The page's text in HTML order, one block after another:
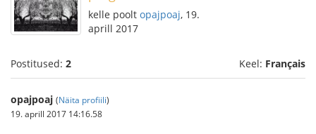
kelle poolt opajpoaj, 19.
aprill 2017
Postitused: 2 Keel: Français
opajpoaj (Näita profiili)
19. aprill 2017 14:16.58